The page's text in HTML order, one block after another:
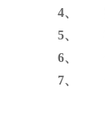
4、
5、
6、
7、